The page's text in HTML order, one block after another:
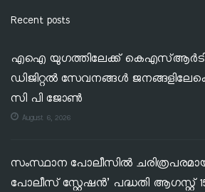
Recent posts
എഐ യുഗത്തിലേക്ക്
ഡിജിറ്റൽ സേവനങ്ങൾ
സി പി ജോൺ
August 6, 2026
സംസ്ഥാന പോലീസിൽ ചരിത്രപരമായ
പോലീസ് സ്റ്റേഷൻ’ പദ്ധതി ആഗസ്റ്റ്